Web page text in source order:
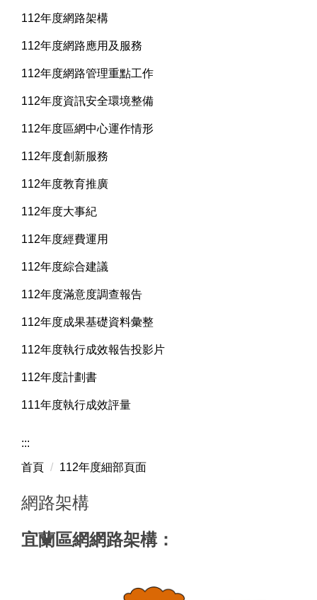
112年度網路架構
112年度網路應用及服務
112年度網路管理重點工作
112年度資訊安全環境整備
112年度區網中心運作情形
112年度創新服務
112年度教育推廣
112年度大事紀
112年度經費運用
112年度綜合建議
112年度滿意度調查報告
112年度成果基礎資料彙整
112年度執行成效報告投影片
112年度計劃書
111年度執行成效評量
:::
首頁
112年度細部頁面
網路架構
宜蘭區網網路架構：